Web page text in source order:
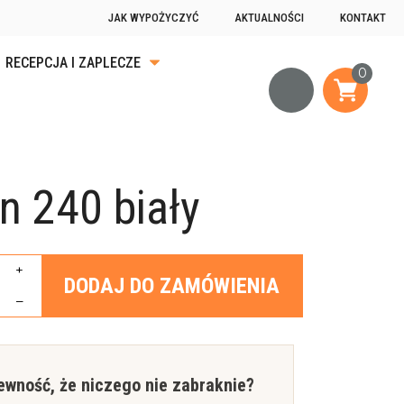
JAK WYPOŻYCZYĆ AKTUALNOŚCI KONTAKT
RECEPCJA I ZAPLECZE
OGRZEWANIE
240 biały
+
–
DODAJ DO ZAMÓWIENIA
że niczego nie zabraknie?